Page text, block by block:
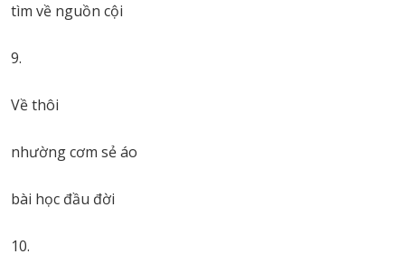
tìm về nguồn cội
9.
Về thôi
nhường cơm sẻ áo
bài học đầu đời
10.